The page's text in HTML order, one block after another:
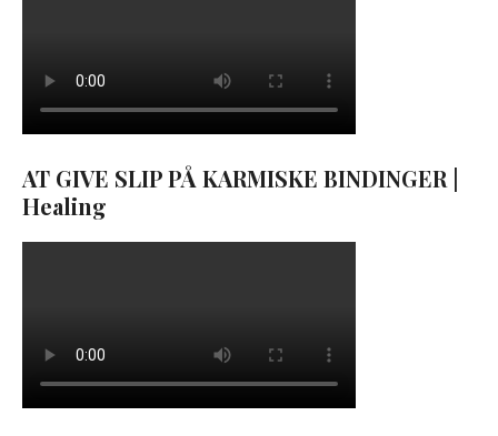
AT GIVE SLIP PÅ KARMISKE BINDINGER |
Healing